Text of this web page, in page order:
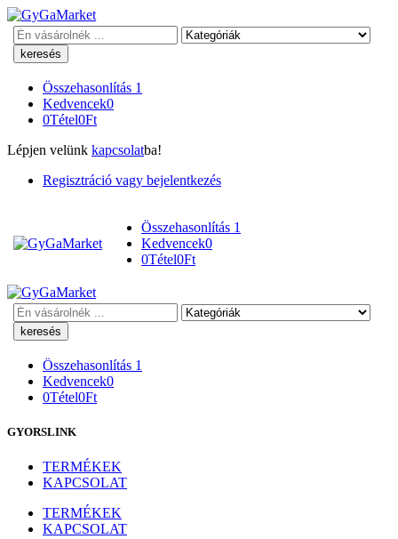
Keresés
Összehasonlítás 1
Kedvencek0
0Tétel0Ft
Lépjen velünk kapcsolatba!
Regisztráció vagy bejelentkezés
Összehasonlítás 1
Kedvencek0
0Tétel0Ft
Keresés
Összehasonlítás 1
Kedvencek0
0Tétel0Ft
GYORSLINK
TERMÉKEK
KAPCSOLAT
TERMÉKEK
KAPCSOLAT